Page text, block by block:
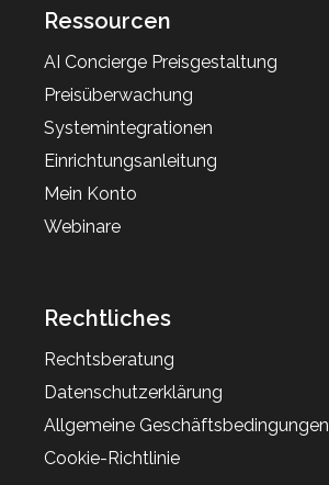
Ressourcen
AI Concierge Preisgestaltung
Preisüberwachung
Systemintegrationen
Einrichtungsanleitung
Mein Konto
Webinare
Rechtliches
Rechtsberatung
Datenschutzerklärung
Allgemeine Geschäftsbedingungen
Cookie-Richtlinie